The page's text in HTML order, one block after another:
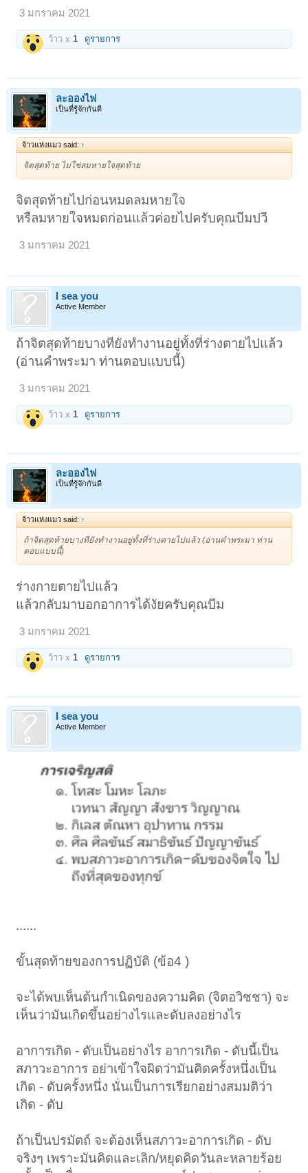
คนฝึกสติมา จิตจะสงบง่าย อาจจะหวั่นไหวบ้าง แต่จิตจะกลับมาอยู่ที่ฐานได้
หลวงพ่อเทียนสอนอยู่เสมอว่า แม้ว่าเราเจริญสติในแต่ละวัน
ก็ได้ เพราะจิตมันจะไปคว้าเอาสิ่งที่เราเคยทำที่เป็นกุศลเอาไว้
เรามีกระเป๋าอยู่ 2 ใบนะ
ใบหนึ่ง อกุศลเราก็ทำ กุศลเราก็ทำ
บุญเราก็ทำ บาปเราก็ทำ
อะไรที่มันมากกว่า
ฉะนั้น ศีล 5 จึงผิดไม่ได้ ความผิดและบาปแม้แต่นิดเดียว ไม่ทำเสียเลยดี
กว่า มันมีผลนะ
ฉะนั้น สิ่งที่ทำอยู่เนืองๆ สำคัญต่อจิตสุดท้ายมาก
10-20 นาที
ตื่นเต้น จะเห็นเป็นเรื่องปกติ ธรรมดาไป
ถ้าฝึกไว้เป็นประจำนะ ด้วยศรัทธาและมีความเพียร เราอาจจะเกิดทางเห็น
ธรรมได้ คือ เห็นความจริงของกายของจิตที่เป็นไตรลักษณ์ด้วยสติด้วย
ปัญญาจนสามารถปล่อยวางจิตได้ในช่วงสุดท้ายก่อนจิตจะดับ เลยไม่ต้องผุด
ไม่ต้องเกิดอีกถือเป็นปาฏหาริย์ก่อนตายด้วยซ้ำไป"
หลวงพ่อเทียน จิตตสุโภ
3 มกราคม 2021
ว้าว x1 ดูรายการ
ละอองไฟ
เป็นที่รู้จักกันดี
จ้าวแห่งแมว said: ↑
จิตสุดท้าย ไม่ใช่ลมหายใจสุดท้าย
จิตสุดท้ายไปก่อนหมดลมหายใจ
หรืลมหายใจหมดก่อนแล้วค่อยไปครับคุณบีมปวี
3 มกราคม 2021
I sea you
Active Member
ถ้าจิตสุดท้ายบางทียังทำงานอยู่ทั้งที่ร่างตายไปแล้ว
(อ่านคำพระมา ท่านตอบแบบนี้)
3 มกราคม 2021
ว้าว x 1 ดูรายการ
ละอองไฟ
เป็นที่รู้จักกันดี
จ้าวแห่งแมว said: ↑
ถ้าจิตสุดท้ายบางทียังทำงานอยู่ทั้งที่ร่างตายไปแล้ว (อ่านคำพระมา ท่าน
ตอบแบบนี้)
ร่างกายตายไปแล้ว
แล้วกลับมาบอกอาการได้งัยครับคุณบีม
3 มกราคม 2021
ว้าว x 1 ดูรายการ
I sea you
Active Member
......
ขั้นสุดท้ายของการปฏิบัติ (ข้อ4 )
จะได้พบเห็นต้นกำเนิดของความคิด (จิตอวิชชา) จะ
เห็นว่ามันเกิดขึ้นอย่างไรและดับลงอย่างไร
อาการเกิด - ดับเป็นอย่างไร อาการเกิด - ดับนี้เป็น
สภาวะอาการ อย่าเข้าใจผิดว่ามันคิดครั้งหนึ่งเป็น
เกิด - ดับครั้งหนึ่ง นั่นเป็นการเรียกอย่างสมมติว่า
เกิด - ดับ
ถ้าเป็นปรมัตถ์ จะต้องเห็นสภาวะอาการเกิด - ดับ
จริงๆ เพราะมันคิดและเลิก/หยุดคิดวันละหลายร้อย